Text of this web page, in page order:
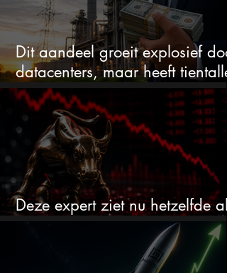
Dit aandeel groeit explosief
datacenters, maar heeft
miljarden nodig
Deze expert ziet nu hetzelfde als
voor de crash van 1987